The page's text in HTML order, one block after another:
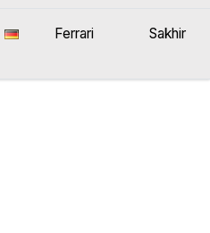
Ferrari Sakhir